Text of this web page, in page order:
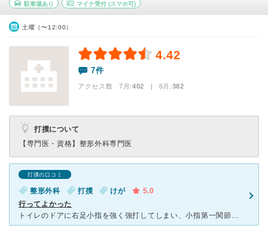
駐車場あり マイナ受付(スマホ可)
土曜（〜12:00）
4.42
7件
アクセス数 7月:402 | 6月:382
打撲について
【専門医・資格】 整形外科専門医
打撲の口コミ
整形外科 打撲 けが
5.0
行ってよかった
トイレのドアに右足小指を強く強打してしまい、小指第一関節から下が赤黒く変形。また爪先立ち、靴による圧迫、右に重心をかける、走ることが困難になり、骨折やヒビが不安だったので通院しました。初めての病院で不